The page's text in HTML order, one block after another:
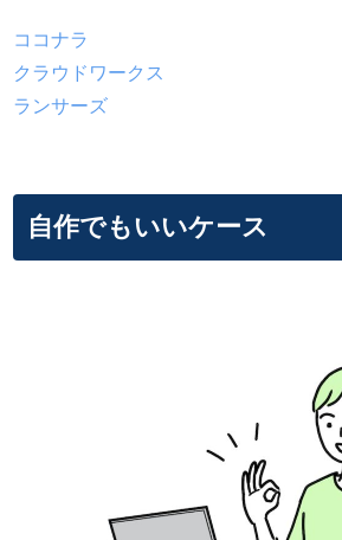
ココナラ
クラウドワークス
ランサーズ
自作でもいいケース